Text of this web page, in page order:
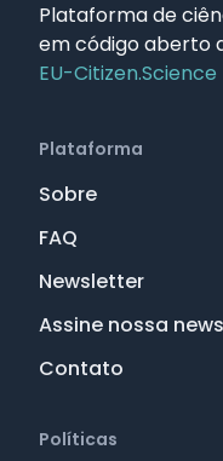
Plataforma de
em código aberto
EU-Citizen.Science
Plataforma
Sobre
FAQ
Newsletter
Assine nossa
Contato
Políticas